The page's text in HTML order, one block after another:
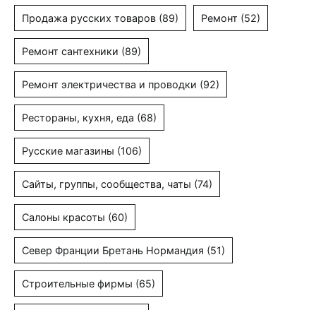
Продажа русских товаров (89) Ремонт (52)
Ремонт сантехники (89)
Ремонт электричества и проводки (92)
Рестораны, кухня, еда (68)
Русские магазины (106)
Сайты, группы, сообщества, чаты (74)
Салоны красоты (60)
Север Франции Бретань Нормандия (51)
Строительные фирмы (65)